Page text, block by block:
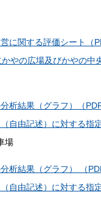
に関する評価シート（
やの広場及びかやの中
析結果（グラフ）（
自由記述）に対する指
場
析結果（グラフ） （
自由記述）に対する指